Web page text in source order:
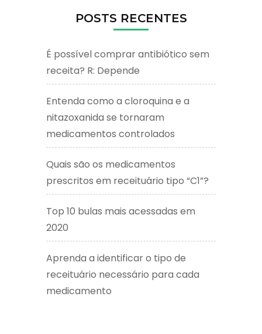
POSTS RECENTES
É possível comprar antibiótico sem
receita? R: Depende
Entenda como a cloroquina e a
nitazoxanida se tornaram
medicamentos controlados
Quais são os medicamentos
prescritos em receituário tipo “C1”?
Top 10 bulas mais acessadas em
2020
Aprenda a identificar o tipo de
receituário necessário para cada
medicamento